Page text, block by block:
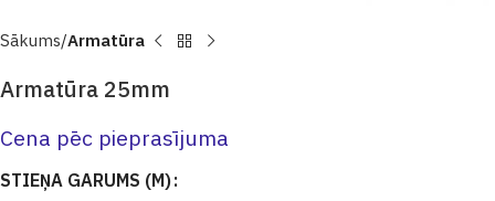
Sākums Armatūra
Armatūra 25mm
Cena pēc pieprasījuma
STIEŅA GARUMS (M)